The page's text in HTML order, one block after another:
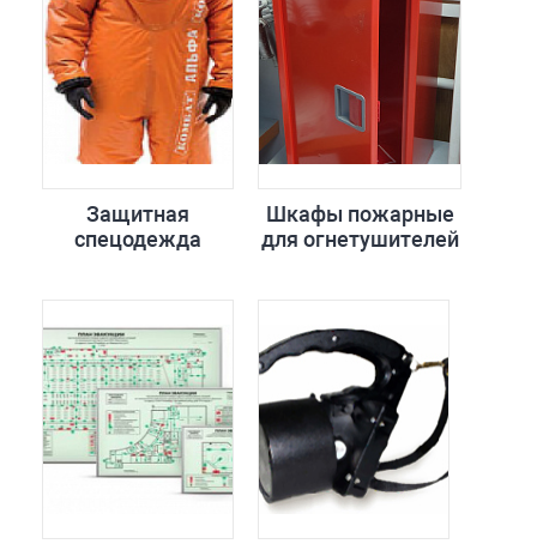
Защитная
спецодежда
Шкафы пожарные
для огнетушителей